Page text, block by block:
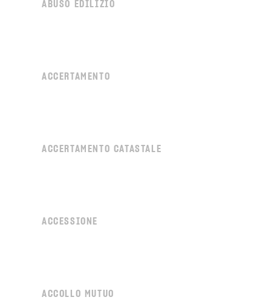
ABUSO EDILIZIO
ACCERTAMENTO
ACCERTAMENTO CATASTALE
ACCESSIONE
ACCOLLO MUTUO